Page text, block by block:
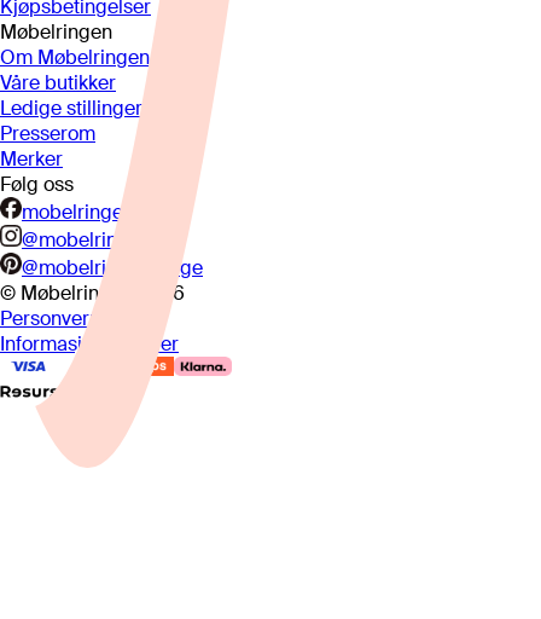
Kjøpsbetingelser
Møbelringen
Om Møbelringen
Våre butikker
Ledige stillinger
Presserom
Merker
Følg oss
mobelringen.no
@mobelringen
@mobelringennorge
© Møbelringen
2026
Personvern
Informasjonskapsler